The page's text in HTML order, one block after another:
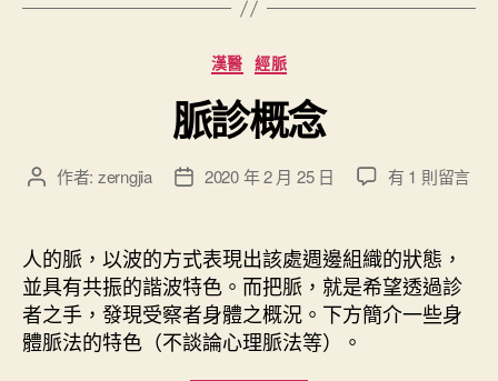
略
分
類
漢醫 經脈
脈診概念
文
者
作者: zerngjia
文
佈
日
期
2020 年 2 月 25 日
在
診
概
念
〉
有 1 則留言
人的脈，以波的方式表現出該處週邊組織的狀態，
並具有共振的諧波特色。而把脈，就是希望透過診
者之手，發現受察者身體之概況。下方簡介一些身
體脈法的特色（不談論心理脈法等）。